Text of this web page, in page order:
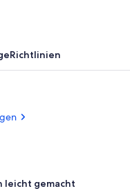
Richtlinien
leicht gemacht